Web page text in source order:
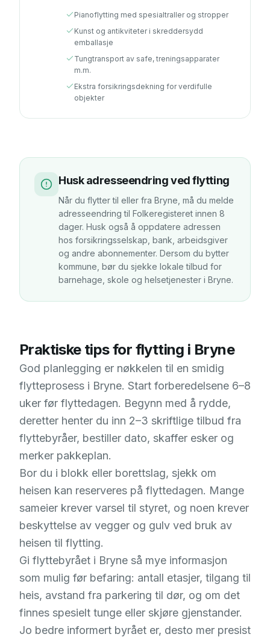
Pianoflytting med spesialtraller og stropper
Kunst og antikviteter i skreddersydd
emballasje
Tungtransport av safe, treningsapparater
m.m.
Ekstra forsikringsdekning for verdifulle
objekter
Husk adresseendring ved flytting
Når du flytter til eller fra Bryne , må du melde
adresseendring til Folkeregisteret innen 8
dager. Husk også å oppdatere adressen
hos forsikringsselskap, bank, arbeidsgiver
og andre abonnementer. Dersom du bytter
kommune, bør du sjekke lokale tilbud for
barnehage, skole og helsetjenester i Bryne.
Praktiske tips for flytting i Bryne
God planlegging er nøkkelen til en smidig
flytteprosess i Bryne. Start forberedelsene 6–8
uker før flyttedagen. Begynn med å rydde,
deretter henter du inn 2–3 skriftlige tilbud fra
flyttebyråer, bestiller dato, skaffer esker og
merker pakkeplan.
Bor du i blokk eller borettslag, sjekk om
heisen kan reserveres på flyttedagen. Mange
sameier krever varsel til styret, og noen krever
beskyttelse av vegger og gulv ved bruk av
heisen til flytting.
Gi flyttebyrået i Bryne så mye informasjon
som mulig før befaring: antall etasjer, tilgang til
heis, avstand fra parkering til dør, og om det
finnes spesielt tunge eller skjøre gjenstander.
Jo bedre informert byrået er, desto mer presist